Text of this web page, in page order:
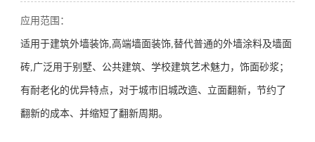
应用范围：
适用于建筑外墙装饰,高端墙面装饰, 替代普通的外墙涂料及墙面
砖, 广泛用于别墅、公共建筑、学校建筑艺术魅力，饰面砂浆；
有耐老化的优异特点，对于城市旧城改造、立面翻新，节约了
翻新的成本、并缩短了翻新周期。